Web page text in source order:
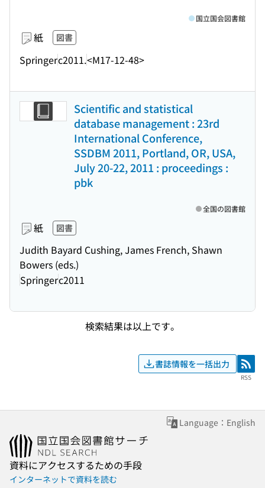
紙 図書
Springerc2011.<M17-12-48>
国立国会図書館
Scientific and statistical
database management : 23rd
International Conference,
SSDBM 2011, Portland, OR, USA,
July 20-22, 2011 : proceedings :
pbk
紙 図書
Judith Bayard Cushing, James French, Shawn
Bowers (eds.)
Springerc2011
全国の図書館
検索結果は以上です。
書誌情報を一括出力 RSS
RSS
Language：English
資料にアクセスするための手段
インターネットで資料を読む